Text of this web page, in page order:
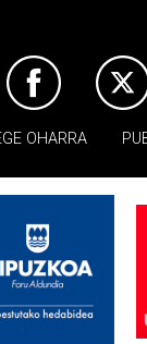
OHARRA